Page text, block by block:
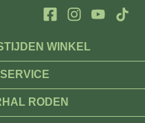
WINKEL
RODEN